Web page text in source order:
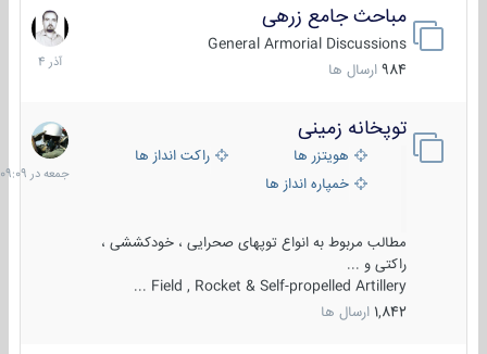
مباحث جامع زرهی
General Armorial Discussions
984 ارسال ها
7
آذر
1404
توپخانه زمینی
هویتزر ها
راکت انداز ها
خمپاره انداز ها
مطالب مربوط به انواع توپهای صحرایی ، خودکششی ،
راکتی و ...
Field , Rocket & Self-propelled Artillery ...
1,842 ارسال ها
جمعه
در
09:09